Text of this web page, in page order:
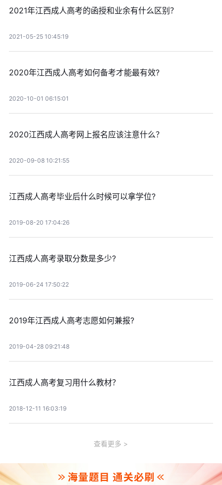
2021年江西成人高考的函授和业余有什么区别？
2021-05-25 10:45:19
2020年江西成人高考如何备考才能最有效?
2020-10-01 06:15:01
2020江西成人高考网上报名应该注意什么？
2020-09-08 10:21:55
江西成人高考毕业后什么时候可以拿学位?
2019-08-20 17:04:26
江西成人高考录取分数是多少?
2019-06-24 17:50:22
2019年江西成人高考志愿如何兼报?
2019-04-28 09:21:48
江西成人高考复习用什么教材？
2018-12-11 16:03:19
查看更多